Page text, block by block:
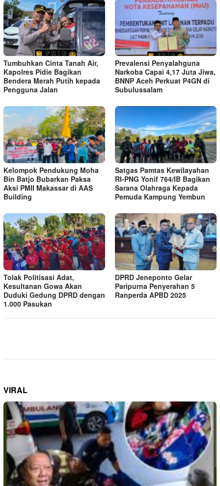
Tumbuhkan Cinta Tanah Air,
Kapolres Pidie Bagikan
Bendera Merah Putih kepada
Pengguna Jalan ‎
Prevalensi Penyalahguna
Narkoba Capai 4,17 Juta Jiwa,
BNNP Aceh Perkuat P4GN di
Subulussalam
Kelompok Pendukung Moha
Bin Batjo Bubarkan Paksa
Aksi PMII Makassar di AAS
Building
Satgas Pamtas Kewilayahan
RI-PNG Yonif 764/IB Bagikan
Sarana Olahraga Kepada
Pemuda Kampung Yembun
Tolak Politisasi Adat,
Kesultanan Gowa Akan
Duduki Gedung DPRD dengan
1.000 Pasukan
DPRD Jeneponto Gelar
Paripurna Penyerahan 5
Ranperda APBD 2025
VIRAL